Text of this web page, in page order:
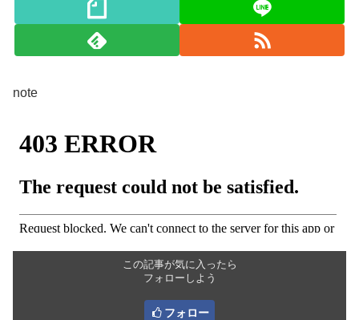
note
この記事が気に入ったら
フォローしよう
フォロー